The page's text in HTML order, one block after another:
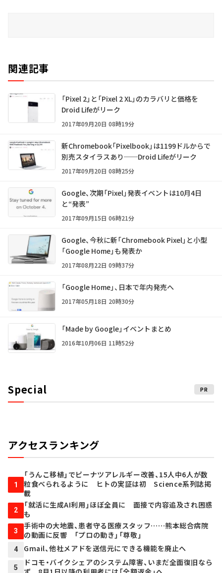
関連記事
「Pixel 2」と「Pixel 2 XL」のカラバリと価格を
Droid Lifeがリーク
2017年09月20日 08時19分
新Chromebook「Pixelbook」は1199ドルからで
別売スタイラスあり──Droid Lifeがリーク
2017年09月20日 08時25分
Google、次期「Pixel」発表イベントは10月4日
と“発表”
2017年09月15日 06時21分
Google、今秋に新「Chromebook Pixel」と小型
「Google Home」も発表か
2017年08月22日 09時37分
「Google Home」、日本で年内発売へ
2017年05月18日 20時30分
「Made by Google」イベントまとめ
2016年10月06日 11時52分
Special PR
アクセスランキング
1
「うんこ移植」でピーナツアレルギー改善、15人中6人が数
粒食べられるように ヒトの実証は初 Science系列誌掲
載
2
「就活に生成AI利用」ほぼ全員に 面接で内容追及され困惑
も
3
手術中の大地震、患者守る医療スタッフ……熊本総合病院
の動画に反響 「プロの動き」「尊敬」
4 Gmail、他社メアドを送信元にできる機能を廃止へ
5
ドコモ・バイクシェアのシステム障害、いまだ全面復旧なら